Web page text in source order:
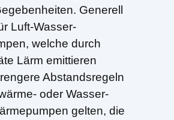
Generell
Luft-Wasser-
welche durch
Lärm emittieren
Abstandsregeln
oder Wasser-
gelten, die